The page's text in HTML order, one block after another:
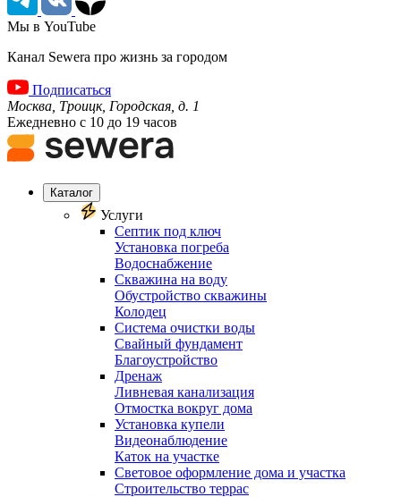
Мы в YouTube
Канал Sewera про жизнь за городом
Подписаться
Москва, Троицк, Городская, д. 1
Ежедневно с 10 до 19 часов
Каталог
Услуги
Септик под ключ
Установка погреба
Водоснабжение
Скважина на воду
Обустройство скважины
Колодец
Система очистки воды
Свайный фундамент
Благоустройство
Дренаж
Ливневая канализация
Отмостка вокруг дома
Установка купели
Видеонаблюдение
Каток на участке
Световое оформление дома и участка
Строительство террас